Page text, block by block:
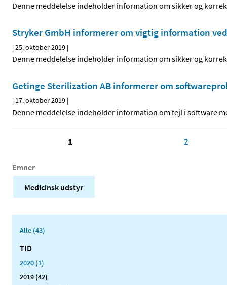
Denne meddelelse indeholder information om sikker og
Stryker GmbH informerer om vigtig information
|25. oktober 2019 |
Denne meddelelse indeholder information om sikker og
Getinge Sterilization AB informerer om
| 17. oktober 2019 |
Denne meddelelse indeholder information om fejl i software
1 2
Emner
Medicinsk udstyr
Alle (43)
TID
2020 (1)
2019 (42)